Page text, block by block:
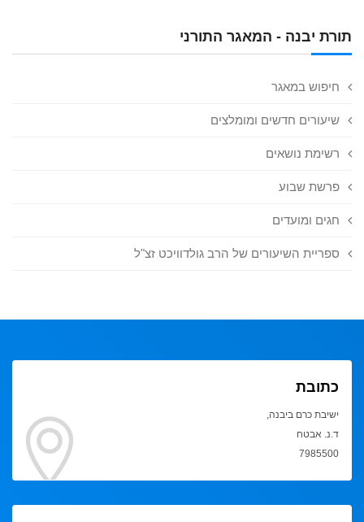
תורת יבנה - המאגר התורני
חיפוש במאגר
שיעורים חדשים ומומלצים
רשימת נושאים
פרשת שבוע
חגים ומועדים
ספריית השיעורים של הרב גולדוויכט זצ"ל
כתובת
ישיבת כרם ביבנה,
ד.נ. אבטח
7985500